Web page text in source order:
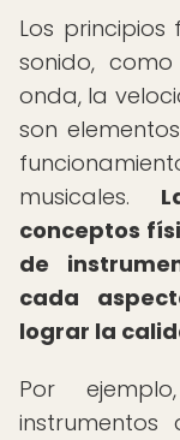
Los
sonido,
onda, la
son
musicales.
conceptos
de
cada
lograr la
Por